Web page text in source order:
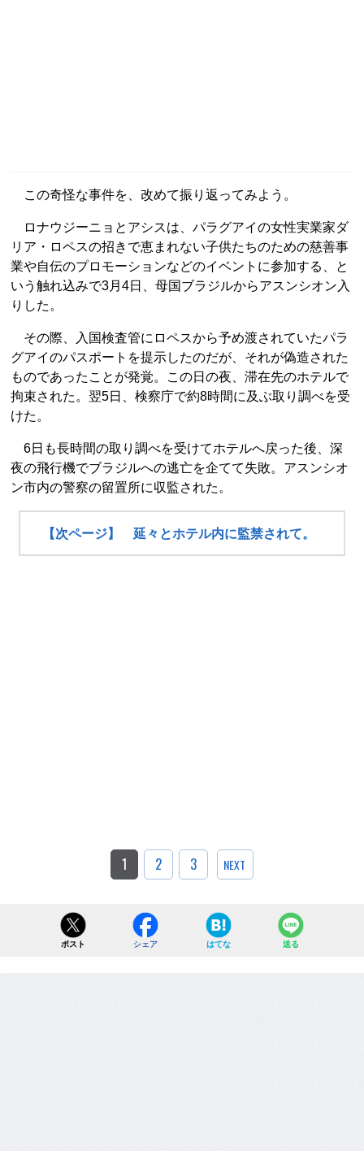
この奇怪な事件を、改めて振り返ってみよう。
ロナウジーニョとアシスは、パラグアイの女性実業家ダ
リア・ロペスの招きで恵まれない子供たちのための慈善事
業や自伝のプロモーションなどのイベントに参加する、と
いう触れ込みで3月4日、母国ブラジルからアスンシオン入
りした。
その際、入国検査管にロペスから予め渡されていたパラ
グアイのパスポートを提示したのだが、それが偽造された
ものであったことが発覚。この日の夜、滞在先のホテルで
拘束された。翌5日、検察庁で約8時間に及ぶ取り調べを受
けた。
6日も長時間の取り調べを受けてホテルへ戻った後、深
夜の飛行機でブラジルへの逃亡を企てて失敗。アスンシオ
ン市内の警察の留置所に収監された。
【次ページ】 延々とホテル内に監禁されて。
1 2 3 NEXT
ポスト シェア はてな 送る